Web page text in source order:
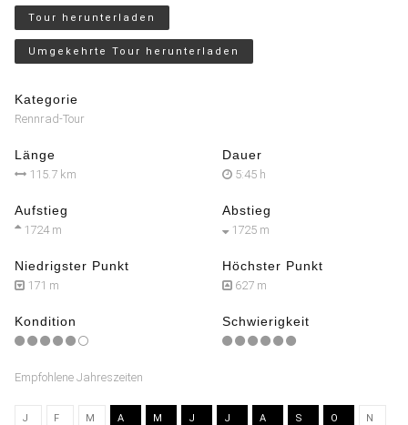
Tour herunterladen
Umgekehrte Tour herunterladen
Kategorie
Rennrad-Tour
Länge
115.7 km
Dauer
5:45 h
Aufstieg
1724 m
Abstieg
1725 m
Niedrigster Punkt
171 m
Höchster Punkt
627 m
Kondition Schwierigkeit
Empfohlene Jahreszeiten
J F M A M J J A S O N